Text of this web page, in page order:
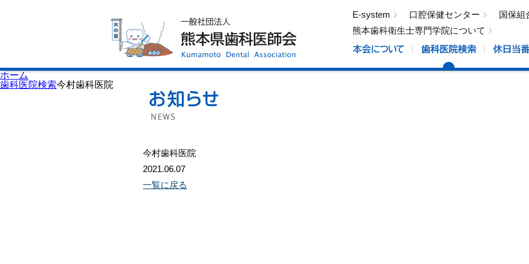
E-system 口腔保健センター
国保組
熊本歯科衛生士専門学院について
ホーム
歯科医院検索今村歯科医院
今村歯科医院
2021.06.07
一覧に戻る
歯科医院検索
休日当番医
イベント案内
歯の豆知識
口腔保健センター
国保組合からのお知らせ
熊本歯科衛生士専門学院
会員専用ページ
プライバシーポリシー
サイトマップ